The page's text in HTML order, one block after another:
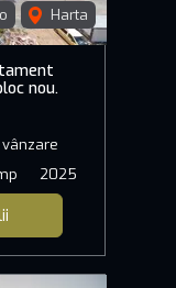
Harta
nou.
2025